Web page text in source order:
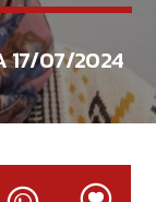
17/07/2024